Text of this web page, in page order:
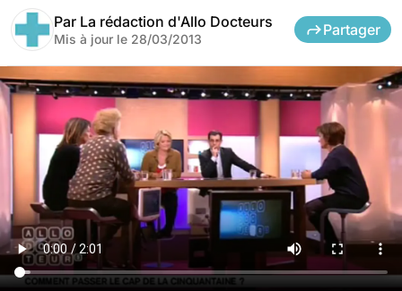
Par La rédaction d'Allo Docteurs
Mis à jour le 28/03/2013
Partager